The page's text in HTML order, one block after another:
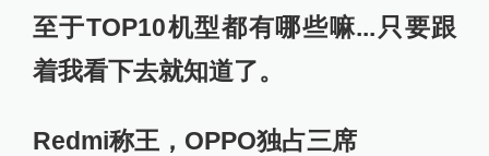
至于TOP10机型都有哪些嘛...只要跟
着我看下去就知道了。
Redmi称王，OPPO独占三席